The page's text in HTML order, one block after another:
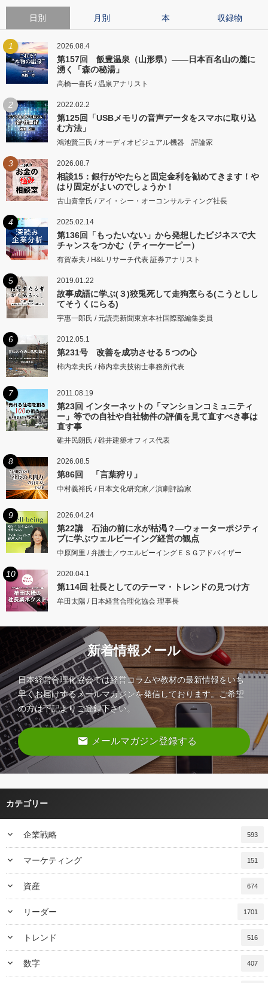
日別 月別 本 収録物
1 2026.08.4
第157回 飯豊温泉（山形県）――日本百名山の麓に
湧く「森の秘湯」
高橋一喜氏 / 温泉アナリスト
2 2022.02.2
第125回「USBメモリの音声データをスマホに取り込
む方法」
鴻池賢三氏 / オーディオビジュアル機器 評論家
3 2026.08.7
相談15：銀行がやたらと固定金利を勧めてきます！や
はり固定がよいのでしょうか！
古山喜章氏 / アイ・シー・オーコンサルティング社長
4 2025.02.14
第136回「もったいない」から発想したビジネスで大
チャンスをつかむ（ティーケーピー）
有賀泰夫 / H&Lリサーチ代表 証券アナリスト
5 2019.01.22
故事成語に学ぶ(３)狡兎死して走狗烹らる(こうとしし
てそうくにらる)
宇惠一郎氏 / 元読売新聞東京本社国際部編集委員
6 2012.05.1
第231号 改善を成功させる５つの心
柿内幸夫氏 / 柿内幸夫技術士事務所代表
7 2011.08.19
第23回 インターネットの「マンションコミュニティ
ー」等での自社や自社物件の評価を見て直すべき事は
直す事
碓井民朗氏 / 碓井建築オフィス代表
8 2026.08.5
第86回 「言葉狩り」
中村義裕氏 / 日本文化研究家／演劇評論家
9 2026.04.24
第22講 石油の前に水が枯渇？―ウォーターポジティ
ブに学ぶウェルビーイング経営の観点
中原阿里 / 弁護士／ウエルビーイングＥＳＧアドバイザー
10 2020.04.1
第114回 社長としてのテーマ・トレンドの見つけ方
牟田太陽 / 日本経営合理化協会 理事長
新着情報メール
日本経営合理化協会では経営コラムや教材の最新情報をいち
早くお届けするメールマガジンを発信しております。ご希望
の方は下記よりご登録下さい。
email メールマガジン登録する
カテゴリー
keyboard_arrow_down 企業戦略 593
keyboard_arrow_down マーケティング 151
keyboard_arrow_down 資産 674
keyboard_arrow_down リーダー 1701
keyboard_arrow_down トレンド 516
keyboard_arrow_down 数字 407